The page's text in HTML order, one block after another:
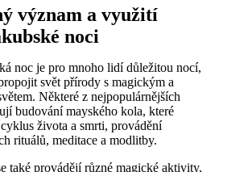
význam a využití
noci
noc je pro mnoho lidí důležitou nocí,
svět přírody s magickým a
Některé z nejpopulárnějších
budování mayského kola, které
života a smrti, provádění
rituálů, meditace a modlitby.
také provádějí různé magické aktivity,